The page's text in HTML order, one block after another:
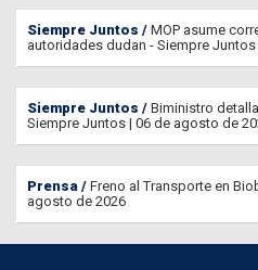
Siempre Juntos
MOP asume
autoridades dudan - Siempre
Siempre Juntos
Biministro
Siempre Juntos | 06 de agosto de
Prensa
Freno al Transporte en
agosto de 2026